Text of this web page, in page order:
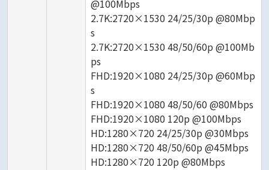
@100Mbps
2.7K:2720×1530 24/25/30p @80Mbp
s
2.7K:2720×1530 48/50/60p @100Mb
ps
FHD:1920×1080 24/25/30p @60Mbp
s
FHD:1920×1080 48/50/60 @80Mbps
FHD:1920×1080 120p @100Mbps
HD:1280×720 24/25/30p @30Mbps
HD:1280×720 48/50/60p @45Mbps
HD:1280×720 120p @80Mbps